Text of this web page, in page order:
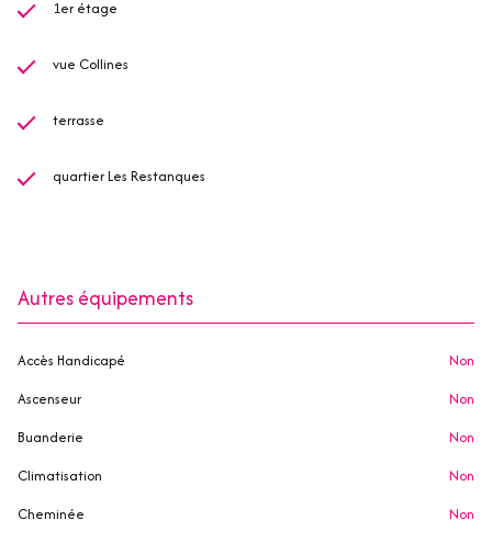
1er étage
vue Collines
terrasse
quartier Les Restanques
Autres équipements
Accès Handicapé
non
Ascenseur
non
Buanderie
non
Climatisation
non
Cheminée
non